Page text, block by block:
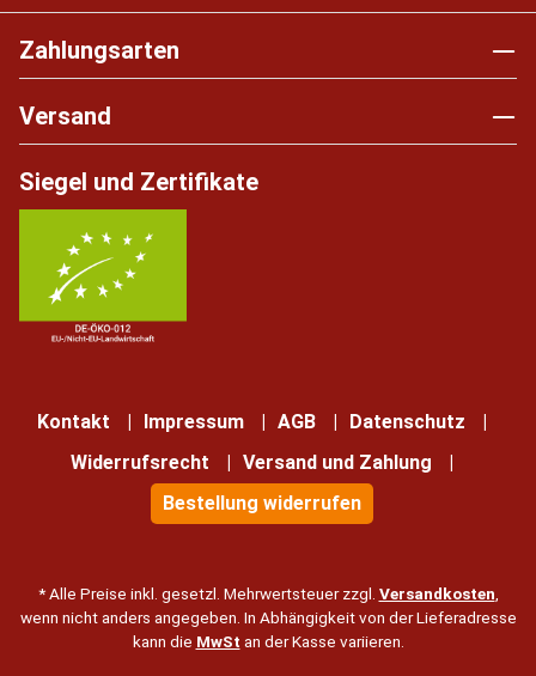
Zahlungsarten
Versand
Siegel und Zertifikate
Kontakt Impressum AGB
Datenschutz
Widerrufsrecht
Versand und Zahlung
Bestellung widerrufen
* Alle Preise inkl. gesetzl. Mehrwertsteuer zzgl. Versandkosten
wenn nicht anders angegeben. In Abhängigkeit von der Lieferadresse
kann die MwSt an der Kasse variieren.